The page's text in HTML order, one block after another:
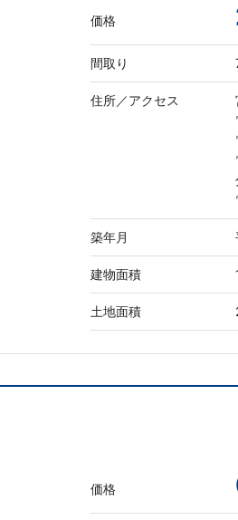
価格
間取り
住所／アクセス
築年月
建物面積
土地面積
価格